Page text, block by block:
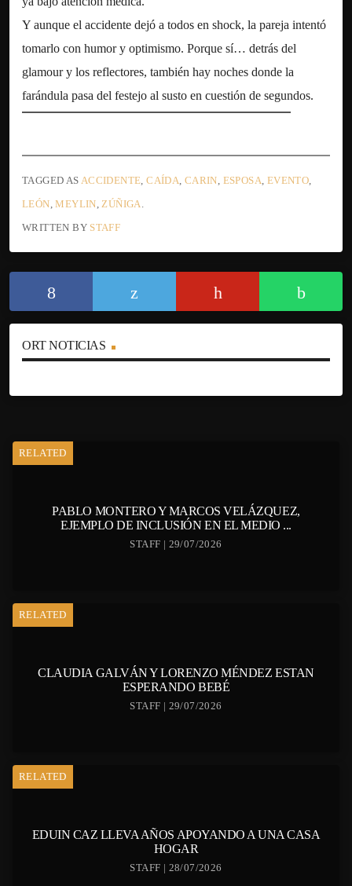
Y aunque el accidente dejó a todos en shock, la pareja intentó
tomarlo con humor y optimismo. Porque sí… detrás del
glamour y los reflectores, también hay noches donde la
farándula pasa del festejo al susto en cuestión de segundos.
TAGGED AS ACCIDENTE ,CAÍDA CARIN ESPOSA EVENTO
LEÓN ,MEYLIN ZÚÑIGA
WRITTEN BY STAFF
ORT NOTICIAS
RELATED
PABLO MONTERO Y MARCOS VELÁZQUEZ,
EJEMPLO DE INCLUSIÓN EN EL MEDIO ...
STAFF | 29/07/2026
RELATED
CLAUDIA GALVÁN Y LORENZO MÉNDEZ ESTAN
ESPERANDO BEBÉ
STAFF | 29/07/2026
RELATED
EDUIN CAZ LLEVA AÑOS APOYANDO A UNA CASA
HOGAR
STAFF | 28/07/2026